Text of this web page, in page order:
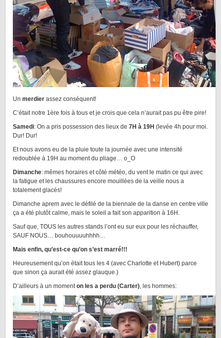
Un merdier assez conséquent!
C’était notre 1ère fois à tous et je crois que cela n’aurait pas pu être pire!
Samedi: On a pris possession des lieux de 7H à 19H (levée 4h pour moi.
Dur! Dur!
Et nous avons eu de la pluie toute la journée avec une intensité
redoublée à 19H au moment du pliage… o_O
Dimanche: mêmes horaires et côté météo, du vent le matin ce qui avec
la fatigue et les chaussures encore mouillées de la veille nous a
totalement glacés!
Dimanche aprem avec le défilé de la biennale de la danse en centre ville
ça a été plutôt calme, mais le soleil a fait son apparition à 16H.
Sauf que, TOUS les autres stands l’ont eu sur eux pour les réchauffer,
SAUF NOUS… bouhouuuuhhhh…
Mais enfin, qu’est-ce qu’on s’est marré!!!
Heureusement qu’on était tous les 4 (avec Charlotte et Hubert) parce
que sinon ça aurait été assez glauque.)
D’ailleurs à un momenton les a perdu (Carter), les hommes: